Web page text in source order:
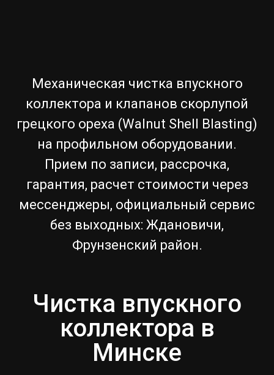
Механическая чистка впускного
коллектора и клапанов скорлупой
грецкого ореха (Walnut Shell Blasting)
на профильном оборудовании.
Прием по записи, рассрочка,
гарантия, расчет стоимости через
мессенджеры, официальный сервис
без выходных: Ждановичи,
Фрунзенский район.
Чистка впускного
коллектора в
Минске